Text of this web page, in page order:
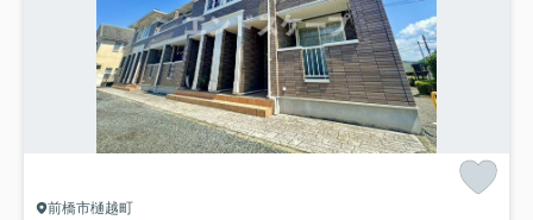
前橋市樋越町